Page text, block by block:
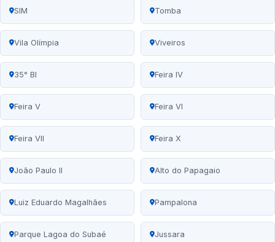
SIM Tomba
Vila Olímpia Viveiros
35° BI Feira IV
Feira V Feira VI
Feira VII Feira X
João Paulo II Alto do Papagaio
Luiz Eduardo Magalhães Pampalona
Parque Lagoa do Subaé Jussara